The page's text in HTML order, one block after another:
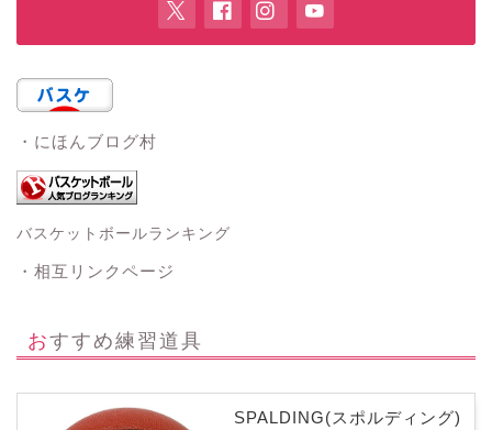
・にほんブログ村
バスケットボールランキング
・相互リンクページ
おすすめ練習道具
SPALDING(スポルディング)